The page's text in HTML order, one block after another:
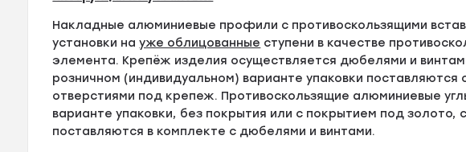
Накладные алюминиевые профили с противоскользящими
установки науже облицованные ступени в качестве
элемента. Крепёж изделия осуществляется дюбелями и
розничном (индивидуальном) варианте упаковки
отверстиями под крепеж. Противоскользящие алюминиевые
варианте упаковки, без покрытия или с покрытием под золото,
поставляются в комплекте с дюбелями и винтами.